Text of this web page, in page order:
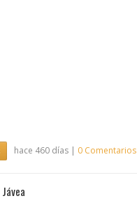
hace 460 días | 0 Comentarios